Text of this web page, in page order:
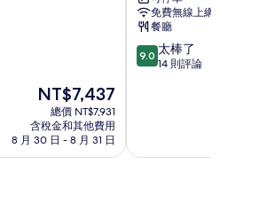
現
價
格
為
NT$7,437
總價 NT$7,931
含稅金和其他費用
8 月 30 日 - 8 月 31 日
店
Eger
免費無線上網
餐廳
9.0
分，
棒
9.0 太棒了
14 則評論